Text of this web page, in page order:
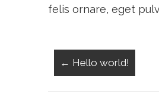
felis ornare, eget
← Hello world!